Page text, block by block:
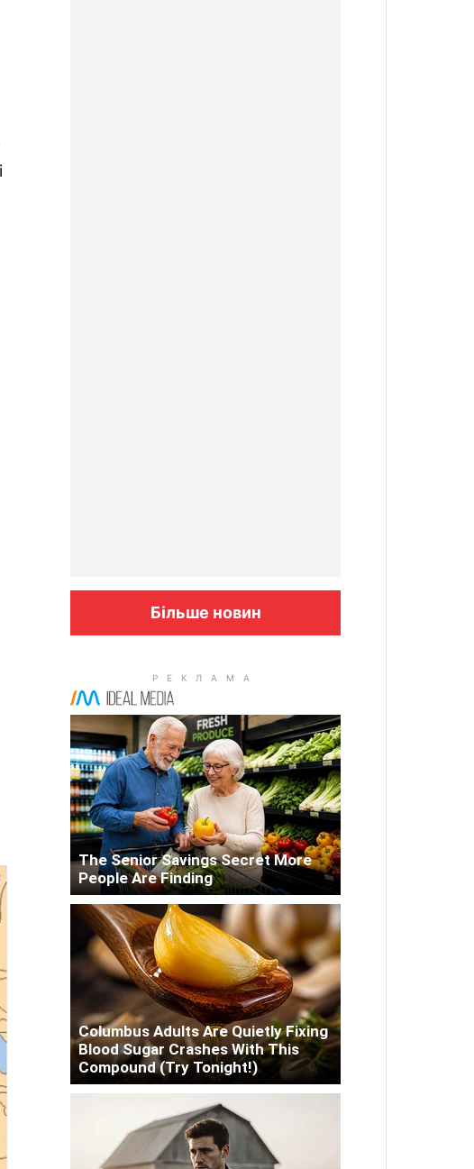
Більше новин
The Senior Savings Secret More
People Are Finding
Columbus Adults Are Quietly Fixing
Blood Sugar Crashes With This
Compound (Try Tonight!)